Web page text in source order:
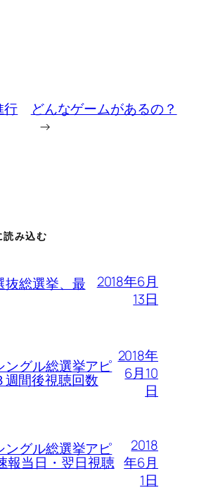
行
どんなゲームがあるの？
→
読み込む
抜総選挙、最
2018年6月
13日
ングル総選挙アピ
週間後視聴回数
2018年
6月10
日
ングル総選挙アピ
報当日・翌日視聴
2018
年6月
1日